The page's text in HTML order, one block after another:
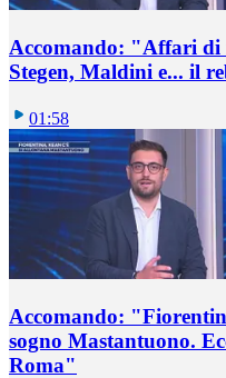
Accomando: "Affari di
Stegen, Maldini e... il
01:58
Accomando:
sogno Mastantuono.
Roma"